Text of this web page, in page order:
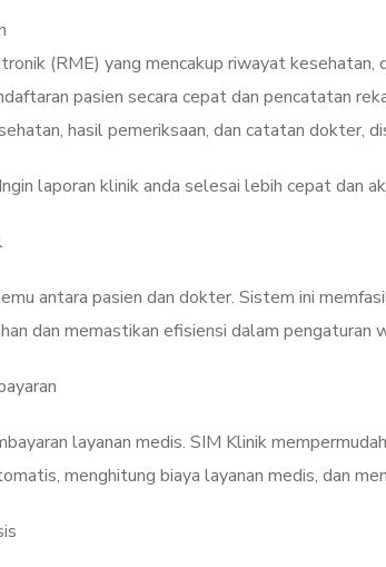
(RME) yang mencakup riwayat kesehatan,
pasien secara cepat dan pencatatan
hasil pemeriksaan, dan catatan dokter,
Ingin laporan klinik anda selesai lebih cepat dan
antara pasien dan dokter. Sistem ini
dan memastikan efisiensi dalam pengaturan
layanan medis. SIM Klinik
menghitung biaya layanan medis, dan